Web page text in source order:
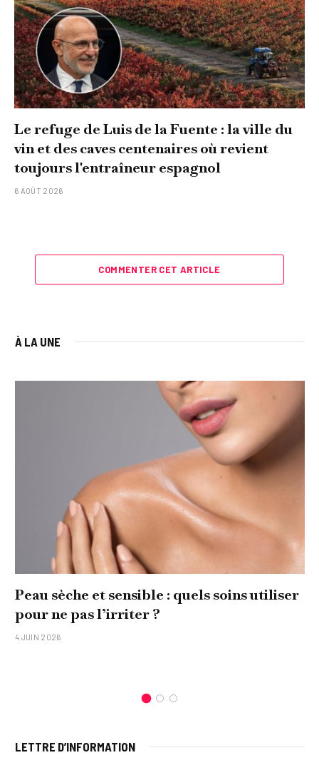
Le refuge de Luis de la Fuente : la ville du
vin et des caves centenaires où revient
toujours l'entraîneur espagnol
6 AOÛT 2026
COMMENTER CET ARTICLE
À LA UNE
Peau sèche et sensible : quels soins utiliser
pour ne pas l’irriter ?
4 JUIN 2026
LETTRE D’INFORMATION